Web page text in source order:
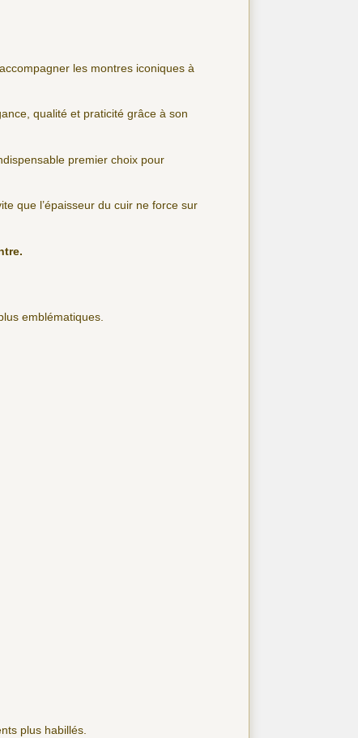
les montres iconiques à
qualité et praticité grâce à son
premier choix pour
que l’épaisseur du cuir ne force sur
emblématiques.
plus habillés.